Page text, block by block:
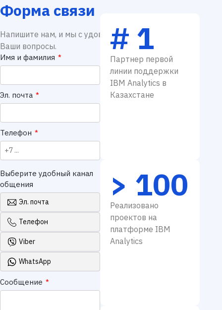
Форма связи
Напишите нам, и мы с удовольствием ответим на
Ваши вопросы.
# 1
Партнер первой
линии поддержки
IBM Analytics в
Казахстане
> 100
Реализовано
проектов на
платформе IBM
Analytics
Имя и фамилия *
Эл. почта *
Телефон *
Выберите удобный канал
общения
Эл. почта
Телефон
Viber
WhatsApp
Сообщение *